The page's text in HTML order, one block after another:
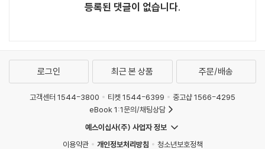
등록된 댓글이 없습니다.
로그인 최근 본 상품 주문/배송
고객센터 1544-3800 티켓 1544-6399
중고샵 1566-4295
eBook 1:1문의/채팅상담
예스이십사(주) 사업자 정보
이용약관
개인정보처리방침 청소년보호정책